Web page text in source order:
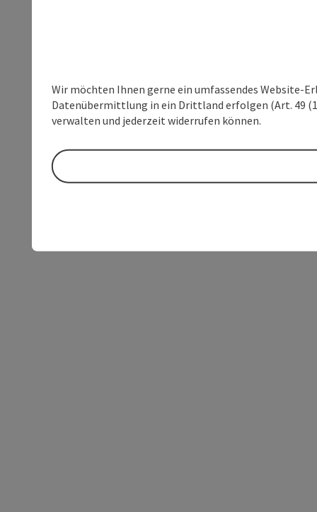
Wir möchten Ihnen gerne ein umfassendes Website-
Datenübermittlung in ein Drittland erfolgen (Art. 49
verwalten und jederzeit widerrufen können.